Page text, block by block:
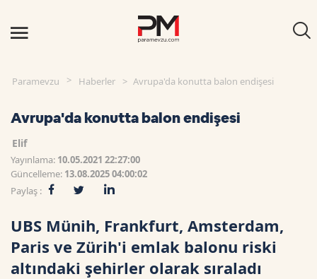
Paramevzu Haberler Avrupa'da konutta balon endişesi
Avrupa'da konutta balon endişesi
Elif
Yayınlama: 10.05.2021 22:27:00
Güncelleme: 13.08.2025 04:00:02
Paylaş :
UBS Münih, Frankfurt, Amsterdam,
Paris ve Zürih'i emlak balonu riski
altındaki şehirler olarak sıraladı